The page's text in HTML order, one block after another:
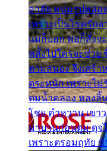
อาลัย หนุ่มรูปหล่อ
เพราะเป็นโรครัก
แม่ก็บอก พ่อก็สั่งจ
พลั้งไปใครจะช่วย
ตามสนอง จึงเศร้
ตระหนัก เพราะไ
ตมน้ำคลอง หลงลิ้
โชย คำหวาน เขา
มาบานก่อนตูม ดุจ
เพราะตรอมฤทัย ข้